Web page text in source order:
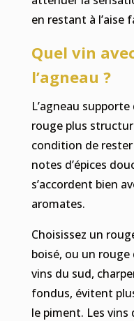
en restant à l’aise
Quel vin
l’agneau ?
L’agneau
rouge plus
condition de
notes d’épices
s’accordent bien
aromates.
Choisissez un
boisé, ou un rouge
vins du sud,
fondus, évitent
le piment. Les vins